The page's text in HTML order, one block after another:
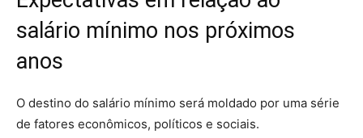
salário mínimo nos próximos
anos
O destino do salário mínimo será moldado por uma série
de fatores econômicos, políticos e sociais.